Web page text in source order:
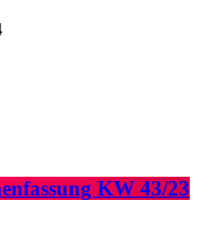
KW 43/23